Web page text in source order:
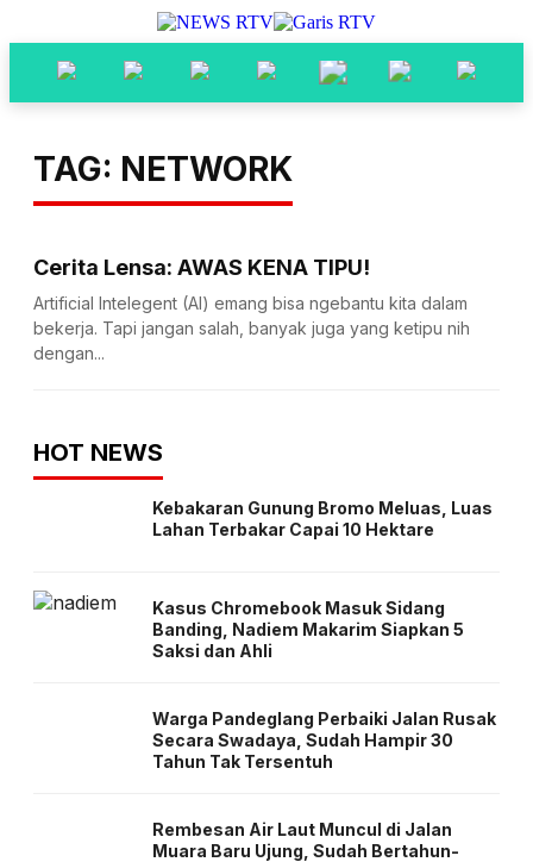
TAG: NETWORK
Cerita Lensa: AWAS KENA TIPU!
Artificial Intelegent (AI) emang bisa ngebantu kita dalam
bekerja. Tapi jangan salah, banyak juga yang ketipu nih
dengan...
HOT NEWS
Kebakaran Gunung Bromo Meluas, Luas
Lahan Terbakar Capai 10 Hektare
Kasus Chromebook Masuk Sidang
Banding, Nadiem Makarim Siapkan 5
Saksi dan Ahli
Warga Pandeglang Perbaiki Jalan Rusak
Secara Swadaya, Sudah Hampir 30
Tahun Tak Tersentuh
Rembesan Air Laut Muncul di Jalan
Muara Baru Ujung, Sudah Bertahun-